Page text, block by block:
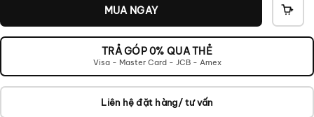
MUA NGAY
TRẢ GÓP 0% QUA THẺ
Visa - Master Card - JCB - Amex
Liên hệ đặt hàng/ tư vấn